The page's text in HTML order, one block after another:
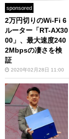
sponsored
2万円切りのWi-Fi 6
ルーター「RT-AX30
00」、最大速度240
2Mbpsの凄さを検
証
2020年02月28日 11:00